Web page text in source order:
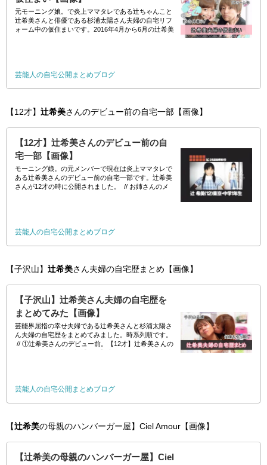
元モーニング娘。で炎上ママタレである辻ちゃんこと
辻希美さんと俳優である杉浦太陽さん夫婦の自宅リフ
ォーム中の仮住まいです。2016年4月から6月の辻希美
芸能人の自宅公開まとめブログ
【12才】 辻希美さんのデビュー前の自宅一部【画像】
【12才】辻希美さんのデビュー前の自
宅一部【画像】
モーニング娘。の元メンバーで現在は炎上ママタレで
ある辻希美さんのデビュー前の自宅一部です。辻希美
さんが12才の時に公開されました。 // お姉さんのメ
芸能人の自宅公開まとめブログ
【子沢山】 辻希美さん夫婦の自宅歴まとめ【画像】
【子沢山】辻希美さん夫婦の自宅歴を
まとめてみた【画像】
芸能界屈指の幸せ夫婦である辻希美さんと杉浦太陽さ
ん夫婦の自宅歴をまとめてみました。時系列順です。
// ①辻希美さんのデビュー前。【12才】辻希美さんの
芸能人の自宅公開まとめブログ
【辻希美の母親のハンバーガー屋】Ciel Amour【画像】
【辻希美の母親のハンバーガー屋】Ciel